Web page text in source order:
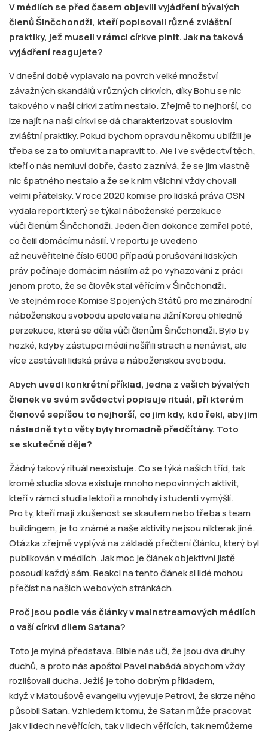
V médiích se před časem objevili vyjádření bývalých
členů Šinčchondži, kteří popisovali různé zvláštní
praktiky, jež museli v rámci církve plnit. Jak na taková
vyjádření reagujete?
V dnešní době vyplavalo na povrch velké množství
závažných skandálů v různých církvích, díky Bohu se nic
takového v naší církvi zatím nestalo. Zřejmě to nejhorší, co
lze najít na naši církvi se dá charakterizovat souslovím
zvláštní praktiky. Pokud bychom opravdu někomu ublížili je
třeba se za to omluvit a napravit to. Ale i ve svědectví těch,
kteří o nás nemluví dobře, často zaznívá, že se jim vlastně
nic špatného nestalo a že se k nim všichni vždy chovali
velmi přátelsky. V roce 2020 komise pro lidská práva OSN
vydala report který se týkal náboženské perzekuce
vůči členům Šinčchondži. Jeden člen dokonce zemřel poté,
co čelil domácímu násilí. V reportu je uvedeno
až neuvěřitelné číslo 6000 případů porušování lidských
práv počínaje domácím násilím až po vyhazování z práci
jenom proto, že se člověk stal věřícím v Šinčchondži.
Ve stejném roce Komise Spojených Států pro mezinárodní
náboženskou svobodu apelovala na Jižní Koreu ohledně
perzekuce, která se děla vůči členům Šinčchondži. Bylo by
hezké, kdyby zástupci médií nešířili strach a nenávist, ale
více zastávali lidská práva a náboženskou svobodu.
Abych uvedl konkrétní příklad, jedna z vašich bývalých
členek ve svém svědectví popisuje rituál, při kterém
členové sepíšou to nejhorší, co jim kdy, kdo řekl, aby jim
následně tyto věty byly hromadně předčítány. Toto
se skutečně děje?
Žádný takový rituál neexistuje. Co se týká našich tříd, tak
kromě studia slova existuje mnoho nepovinných aktivit,
kteří v rámci studia lektoři a mnohdy i studenti vymýšlí.
Pro ty, kteří mají zkušenost se skautem nebo třeba s team
buildingem, je to známé a naše aktivity nejsou nikterak jiné.
Otázka zřejmě vyplývá na základě přečtení článku, který byl
publikován v médiích. Jak moc je článek objektivní jistě
posoudí každý sám. Reakci na tento článek si lidé mohou
přečíst na našich webových stránkách.
Proč jsou podle vás články v mainstreamových médiích
o vaší církvi dílem Satana?
Toto je mylná představa. Bible nás učí, že jsou dva druhy
duchů, a proto nás apoštol Pavel nabádá abychom vždy
rozlišovali ducha. Ježíš je toho dobrým příkladem,
když v Matoušově evangeliu vyjevuje Petrovi, že skrze něho
působil Satan. Vzhledem k tomu, že Satan může pracovat
jak v lidech nevěřících, tak v lidech věřících, tak nemůžeme